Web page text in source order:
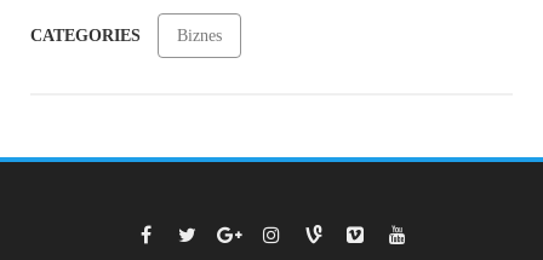
CATEGORIES Biznes